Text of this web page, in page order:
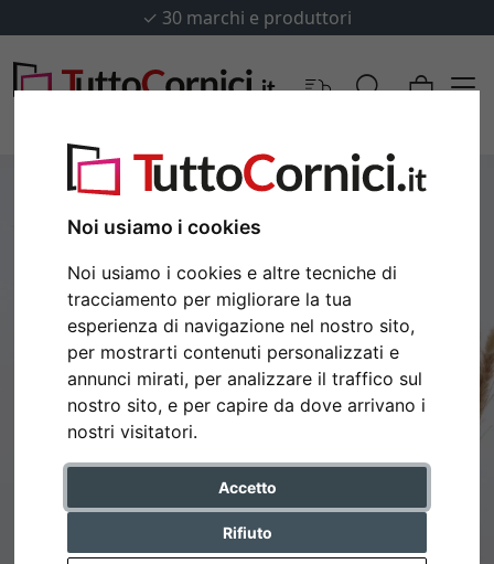
Noi usiamo i cookies
Noi usiamo i cookies e altre tecniche di
tracciamento per migliorare la tua
esperienza di navigazione nel nostro sito,
per mostrarti contenuti personalizzati e
annunci mirati, per analizzare il traffico sul
nostro sito, e per capire da dove arrivano i
nostri visitatori.
Accetto
Rifiuto
✓ 30 marchi e produttori
Indietro